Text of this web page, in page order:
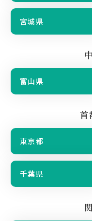
宮城県
富山県
首
東京都
千葉県